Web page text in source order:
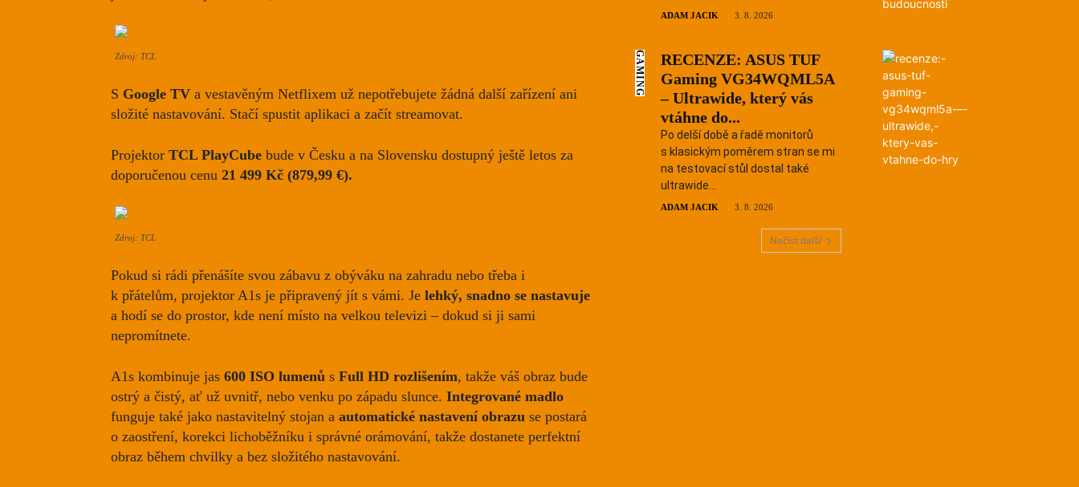
Zdroj: TCL
S Google TV a vestavěným Netflixem už nepotřebujete žádná další zařízení ani
složité nastavování. Stačí spustit aplikaci a začít streamovat.
Projektor TCL PlayCube bude v Česku a na Slovensku dostupný ještě letos za
doporučenou cenu 21 499 Kč (879,99 €).
Zdroj: TCL
Pokud si rádi přenášíte svou zábavu z obýváku na zahradu nebo třeba i
k přátelům, projektor A1s je připravený jít s vámi. Je lehký, snadno se nastavuje
a hodí se do prostor, kde není místo na velkou televizi – dokud si ji sami
nepromítnete.
A1s kombinuje jas 600 ISO lumenů s Full HD rozlišením, takže váš obraz bude
ostrý a čistý, ať už uvnitř, nebo venku po západu slunce. Integrované madlo
funguje také jako nastavitelný stojan a automatické nastavení obrazu se postará
o zaostření, korekci lichoběžníku i správné orámování, takže dostanete perfektní
obraz během chvilky a bez složitého nastavování.
ADAM JACIK 3. 8. 2026
GAMING
RECENZE: ASUS TUF
Gaming VG34WQML5A
– Ultrawide, který vás
vtáhne do...
Po delší době a řadě monitorů
s klasickým poměrem stran se mi
na testovací stůl dostal také
ultrawide...
ADAM JACIK 3. 8. 2026
Načíst další